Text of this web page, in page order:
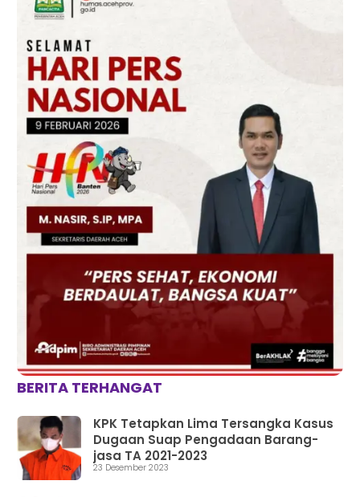
BERITA TERHANGAT
KPK Tetapkan Lima Tersangka Kasus
Dugaan Suap Pengadaan Barang-
jasa TA 2021-2023
23 Desember 2023